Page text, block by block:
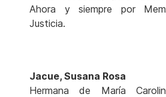
Ahora y siempre por
Justicia.
Jacue, Susana Rosa
Hermana de María